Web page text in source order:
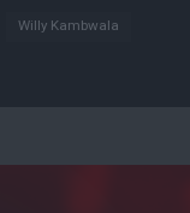
Willy Kambwala